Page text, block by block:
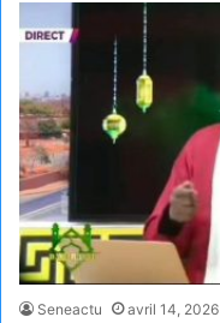
Seneactu avril 14, 2026